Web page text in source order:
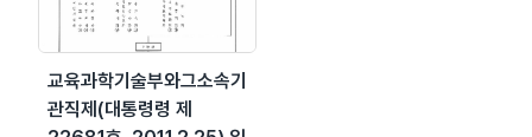
교육과학기술부와그소속기
관직제(대통령령 제